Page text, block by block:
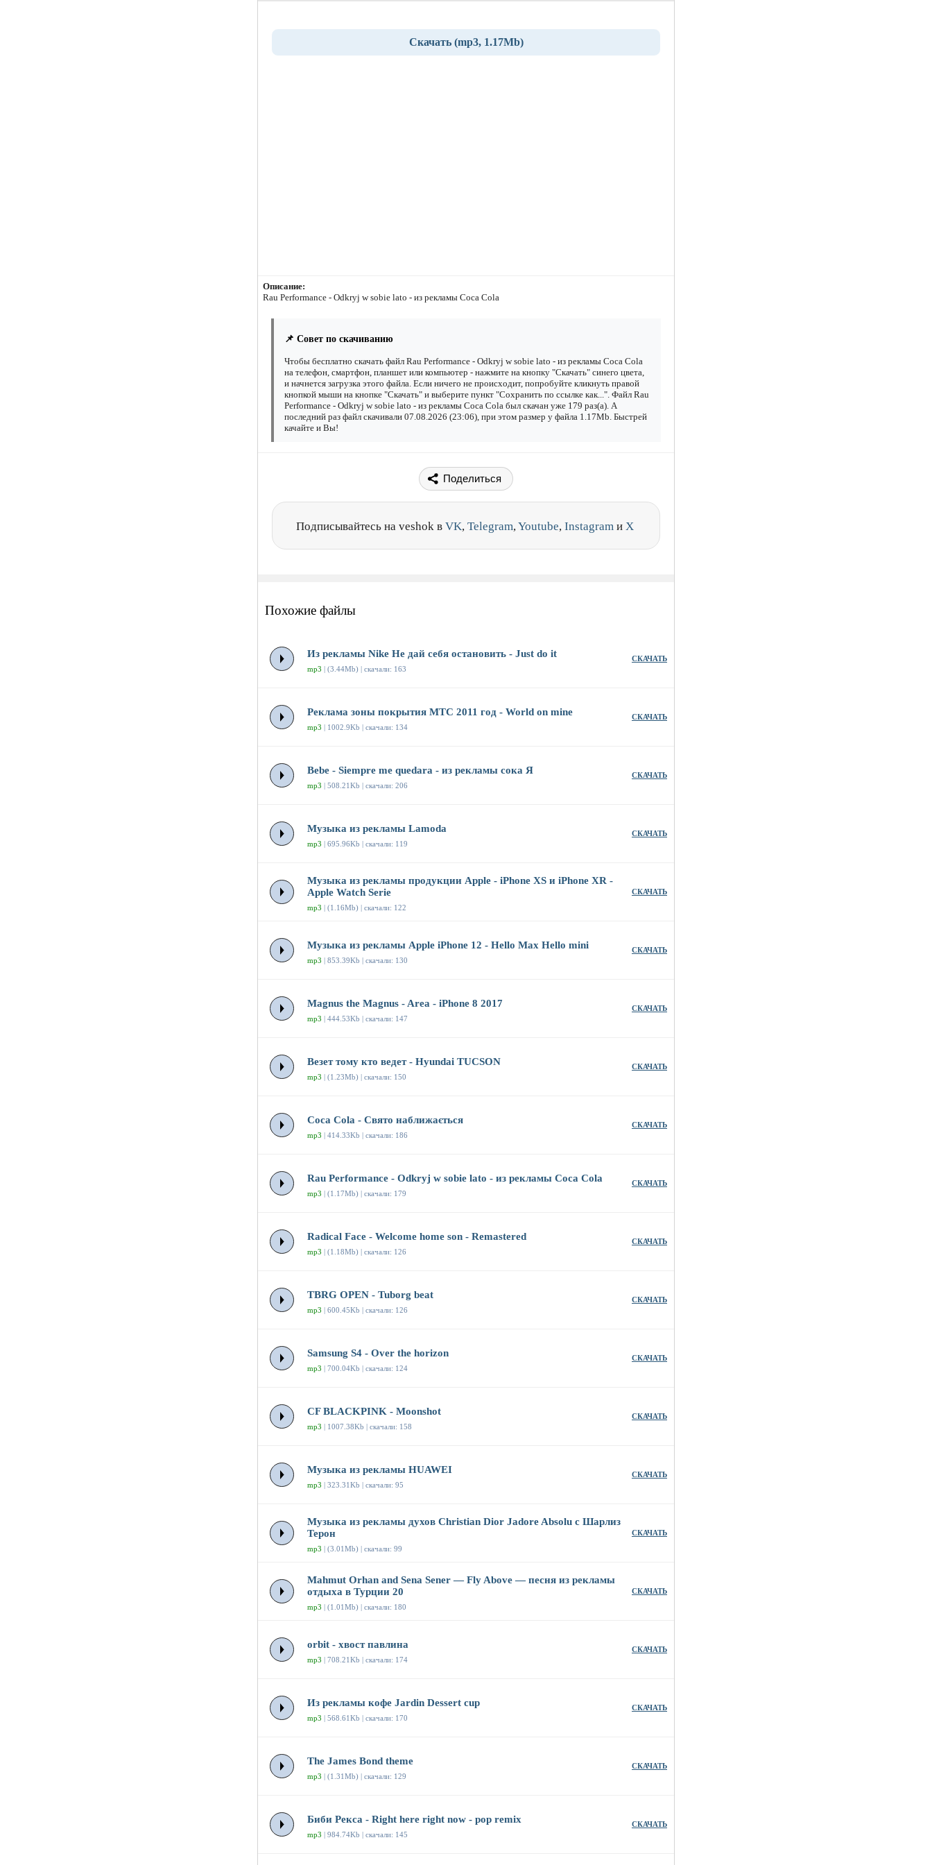
Скачать (mp3, 1.17Mb)
Описание:
Rau Performance - Odkryj w sobie lato - из рекламы Coca Cola
📌 Совет по скачиванию
Чтобы бесплатно скачать файл Rau Performance - Odkryj w sobie lato - из рекламы Coca Cola
на телефон, смартфон, планшет или компьютер - нажмите на кнопку "Скачать" синего цвета,
и начнется загрузка этого файла. Если ничего не происходит, попробуйте кликнуть правой
кнопкой мыши на кнопке "Скачать" и выберите пункт "Сохранить по ссылке как...". Файл Rau
Performance - Odkryj w sobie lato - из рекламы Coca Cola был скачан уже 179 раз(а). А
последний раз файл скачивали 07.08.2026 (23:06), при этом размер у файла 1.17Mb. Быстрей
качайте и Вы!
Поделиться
Подписывайтесь на veshok в VK, Telegram,Youtube, Instagram и X
Похожие файлы
Из рекламы Nike Не дай себя остановить - Just do it
mp3 | (3.44Mb) | скачали: 163
СКАЧАТЬ
Реклама зоны покрытия МТС 2011 год - World on mine
mp3 | 1002.9Kb | скачали: 134
СКАЧАТЬ
Bebe - Siempre me quedara - из рекламы сока Я
mp3 | 508.21Kb | скачали: 206
СКАЧАТЬ
Музыка из рекламы Lamoda
mp3 | 695.96Kb | скачали: 119
СКАЧАТЬ
Музыка из рекламы продукции Apple - iPhone XS и iPhone XR -
Apple Watch Serie
mp3 | (1.16Mb) | скачали: 122
СКАЧАТЬ
Музыка из рекламы Apple iPhone 12 - Hello Max Hello mini
mp3 | 853.39Kb | скачали: 130
СКАЧАТЬ
Magnus the Magnus - Area - iPhone 8 2017
mp3 | 444.53Kb | скачали: 147
СКАЧАТЬ
Везет тому кто ведет - Hyundai TUCSON
mp3 | (1.23Mb) | скачали: 150
СКАЧАТЬ
Coca Cola - Свято наближається
mp3 | 414.33Kb | скачали: 186
СКАЧАТЬ
Rau Performance - Odkryj w sobie lato - из рекламы Coca Cola
mp3 | (1.17Mb) | скачали: 179
СКАЧАТЬ
Radical Face - Welcome home son - Remastered
mp3 | (1.18Mb) | скачали: 126
СКАЧАТЬ
TBRG OPEN - Tuborg beat
mp3 | 600.45Kb | скачали: 126
СКАЧАТЬ
Samsung S4 - Over the horizon
mp3 | 700.04Kb | скачали: 124
СКАЧАТЬ
CF BLACKPINK - Moonshot
mp3 | 1007.38Kb | скачали: 158
СКАЧАТЬ
Музыка из рекламы HUAWEI
mp3 | 323.31Kb | скачали: 95
СКАЧАТЬ
Музыка из рекламы духов Christian Dior Jadore Absolu с Шарлиз
Терон
mp3 | (3.01Mb) | скачали: 99
СКАЧАТЬ
Mahmut Orhan and Sena Sener — Fly Above — песня из рекламы
отдыха в Турции 20
mp3 | (1.01Mb) | скачали: 180
СКАЧАТЬ
orbit - хвост павлина
mp3 | 708.21Kb | скачали: 174
СКАЧАТЬ
Из рекламы кофе Jardin Dessert cup
mp3 | 568.61Kb | скачали: 170
СКАЧАТЬ
The James Bond theme
mp3 | (1.31Mb) | скачали: 129
СКАЧАТЬ
Биби Рекса - Right here right now - pop remix
mp3 | 984.74Kb | скачали: 145
СКАЧАТЬ